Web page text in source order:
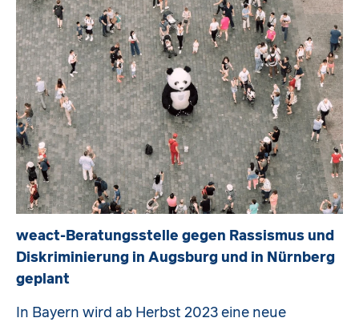
weact-Beratungsstelle gegen Rassismus und
Diskriminierung in Augsburg und in Nürnberg
geplant
In Bayern wird ab Herbst 2023 eine neue